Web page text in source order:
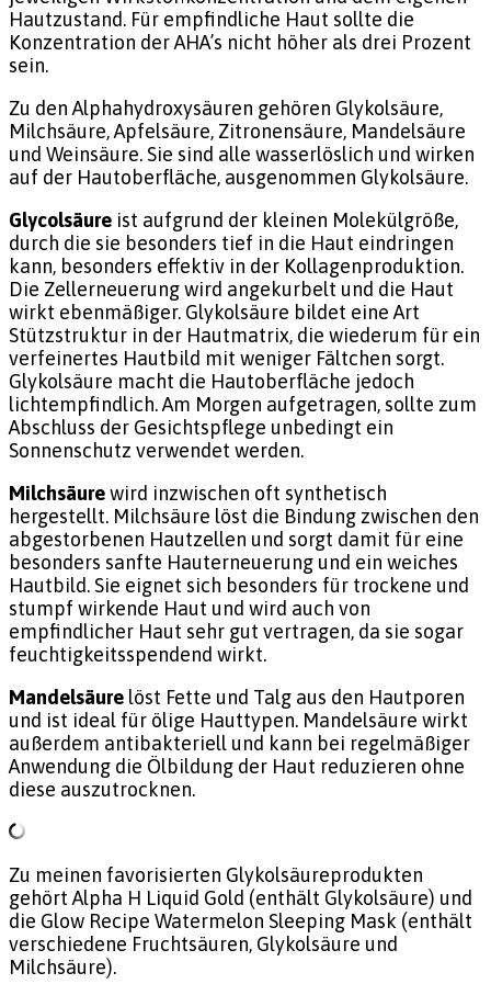
Hautzustand. Für empfindliche Haut sollte die
Konzentration der AHA’s nicht höher als drei Prozent
sein.
Zu den Alphahydroxysäuren gehören Glykolsäure,
Milchsäure, Apfelsäure, Zitronensäure, Mandelsäure
und Weinsäure. Sie sind alle wasserlöslich und wirken
auf der Hautoberfläche, ausgenommen Glykolsäure.
Glycolsäure ist aufgrund der kleinen Molekülgröße,
durch die sie besonders tief in die Haut eindringen
kann, besonders effektiv in der Kollagenproduktion.
Die Zellerneuerung wird angekurbelt und die Haut
wirkt ebenmäßiger. Glykolsäure bildet eine Art
Stützstruktur in der Hautmatrix, die wiederum für ein
verfeinertes Hautbild mit weniger Fältchen sorgt.
Glykolsäure macht die Hautoberfläche jedoch
lichtempfindlich. Am Morgen aufgetragen, sollte zum
Abschluss der Gesichtspflege unbedingt ein
Sonnenschutz verwendet werden.
Milchsäurewird inzwischen oft synthetisch
hergestellt. Milchsäure löst die Bindung zwischen den
abgestorbenen Hautzellen und sorgt damit für eine
besonders sanfte Hauterneuerung und ein weiches
Hautbild. Sie eignet sich besonders für trockene und
stumpf wirkende Haut und wird auch von
empfindlicher Haut sehr gut vertragen, da sie sogar
feuchtigkeitsspendend wirkt.
Mandelsäure löst Fette und Talg aus den Hautporen
und ist ideal für ölige Hauttypen. Mandelsäure wirkt
außerdem antibakteriell und kann bei regelmäßiger
Anwendung die Ölbildung der Haut reduzieren ohne
diese auszutrocknen.
Zu meinen favorisierten Glykolsäureprodukten
gehört Alpha H Liquid Gold (enthält Glykolsäure) und
die Glow Recipe Watermelon Sleeping Mask (enthält
verschiedene Fruchtsäuren, Glykolsäure und
Milchsäure).